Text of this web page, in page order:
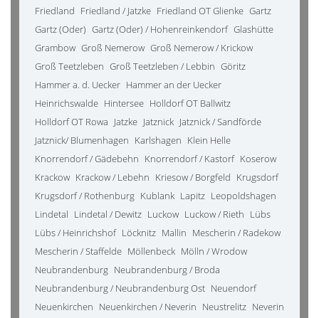
Friedland Friedland / Jatzke Friedland OT Glienke Gartz
Gartz (Oder) Gartz (Oder) / Hohenreinkendorf Glashütte
Grambow Groß Nemerow Groß Nemerow / Krickow
Groß Teetzleben Groß Teetzleben / Lebbin Göritz
Hammer a. d. Uecker Hammer an der Uecker
Heinrichswalde Hintersee Holldorf OT Ballwitz
Holldorf OT Rowa Jatzke Jatznick Jatznick / Sandförde
Jatznick/ Blumenhagen Karlshagen Klein Helle
Knorrendorf / Gädebehn Knorrendorf / Kastorf Koserow
Krackow Krackow / Lebehn Kriesow / Borgfeld Krugsdorf
Krugsdorf / Rothenburg Kublank Lapitz Leopoldshagen
Lindetal Lindetal / Dewitz Luckow Luckow / Rieth Lübs
Lübs / Heinrichshof Löcknitz Mallin Mescherin / Radekow
Mescherin / Staffelde Möllenbeck Mölln / Wrodow
Neubrandenburg Neubrandenburg / Broda
Neubrandenburg / Neubrandenburg Ost Neuendorf
Neuenkirchen Neuenkirchen / Neverin Neustrelitz Neverin